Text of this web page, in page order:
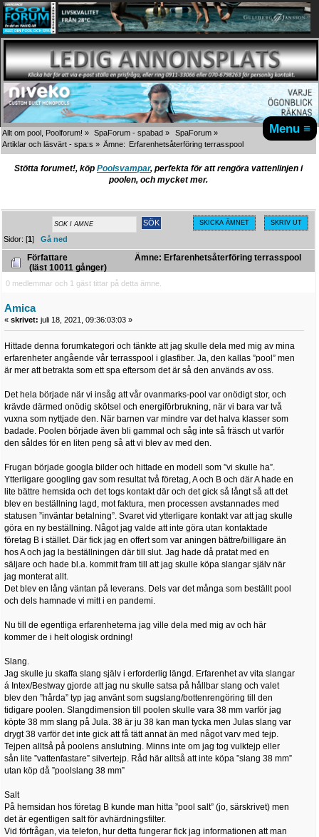
Menu ≡
Allt om pool, Poolforum! » SpaForum - spabad » SpaForum»
Artiklar och läsvärt - spa:s » Ämne: Erfarenhetsåterföring terrasspool
Stötta forumet!, köp Poolsvampar, perfekta för att rengöra vattenlinjen i
poolen, och mycket mer.
SKICKA ÄMNET SKRIV UT
Sidor: [1]Gå ned
Författare
Ämne: Erfarenhetsåterföring terrasspool
(läst 10011 gånger)
0 medlemmar och 1 gäst tittar på detta ämne.
Amica
« skrivet: juli 18, 2021, 09:36:03:03 »
Hittade denna forumkategori och tänkte att jag skulle dela med mig av mina
erfarenheter angående vår terrasspool i glasfiber. Ja, den kallas ”pool” men
är mer att betrakta som ett spa eftersom det är så den används av oss.
Det hela började när vi insåg att vår ovanmarks-pool var onödigt stor, och
krävde därmed onödig skötsel och energiförbrukning, när vi bara var två
vuxna som nyttjade den. När barnen var mindre var det halva klasser som
badade. Poolen började även bli gammal och såg inte så fräsch ut varför
den såldes för en liten peng så att vi blev av med den.
Frugan började googla bilder och hittade en modell som ”vi skulle ha”.
Ytterligare googling gav som resultat två företag, A och B och där A hade en
lite bättre hemsida och det togs kontakt där och det gick så långt så att det
blev en beställning lagd, mot faktura, men processen avstannades med
statusen ”inväntar betalning”. Svaret vid ytterligare kontakt var att jag skulle
göra en ny beställning. Något jag valde att inte göra utan kontaktade
företag B i stället. Där fick jag en offert som var aningen bättre/billigare än
hos A och jag la beställningen där till slut. Jag hade då pratat med en
säljare och hade bl.a. kommit fram till att jag skulle köpa slangar själv när
jag monterat allt.
Det blev en lång väntan på leverans. Dels var det många som beställt pool
och dels hamnade vi mitt i en pandemi.
Nu till de egentliga erfarenheterna jag ville dela med mig av och här
kommer de i helt ologisk ordning!
Slang.
Jag skulle ju skaffa slang själv i erforderlig längd. Erfarenhet av vita slangar
á Intex/Bestway gjorde att jag nu skulle satsa på hållbar slang och valet
blev den ”hårda” typ jag använt som sugslang/bottenrengöring till den
tidigare poolen. Slangdimension till poolen skulle vara 38 mm varför jag
köpte 38 mm slang på Jula. 38 är ju 38 kan man tycka men Julas slang var
drygt 38 varför det inte gick att få tätt annat än med något varv med tejp.
Tejpen alltså på poolens anslutning. Minns inte om jag tog vulktejp eller
sån lite ”vattenfastare” silvertejp. Råd här alltså att inte köpa ”slang 38 mm”
utan köp då ”poolslang 38 mm”
Salt
På hemsidan hos företag B kunde man hitta ”pool salt” (jo, särskrivet) men
det är egentligen salt för avhärdningsfilter.
Vid förfrågan, via telefon, hur detta fungerar fick jag informationen att man